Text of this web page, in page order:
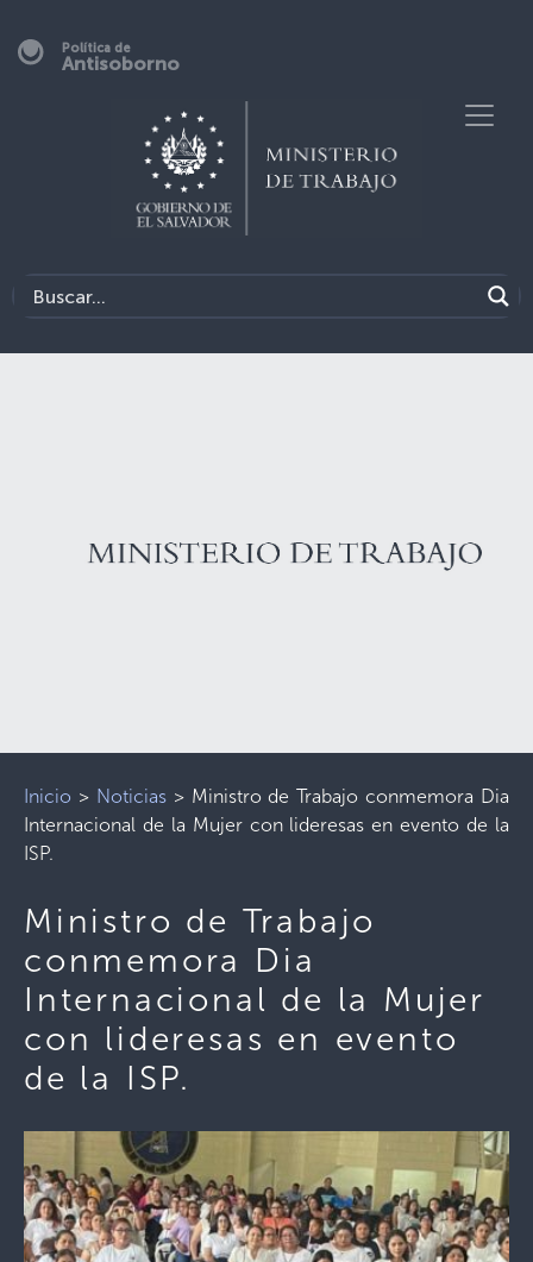
Política de
Antisoborno
Inicio > Noticias> Ministro de Trabajo conmemora Dia
Internacional de la Mujer con lideresas en evento de la
ISP.
Ministro de Trabajo
conmemora Dia
Internacional de la Mujer
con lideresas en evento
de la ISP.